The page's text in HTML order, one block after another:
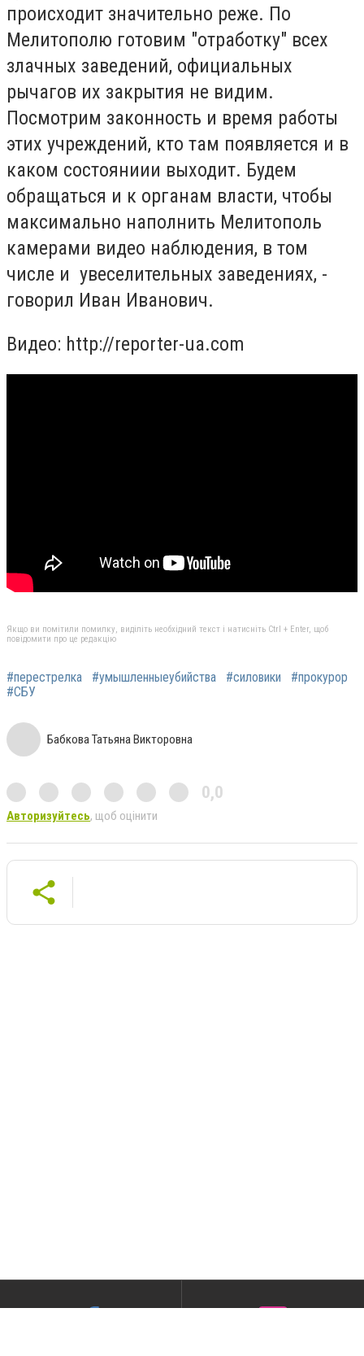
происходит значительно реже. По
Мелитополю готовим "отработку" всех
злачных заведений, официальных
рычагов их закрытия не видим.
Посмотрим законность и время работы
этих учреждений, кто там появляется и в
каком состояниии выходит. Будем
обращаться и к органам власти, чтобы
максимально наполнить Мелитополь
камерами видео наблюдения, в том
числе и увеселительных заведениях, -
говорил Иван Иванович.
Видео: http://reporter-ua.com
Якщо ви помітили помилку, виділіть необхідний текст і натисніть Ctrl + Enter, щоб
повідомити про це редакцію
#перестрелка #умышленныеубийства #силовики
#прокурор
#СБУ
Бабкова Татьяна Викторовна
0,0
Авторизуйтесь, щоб оцінити